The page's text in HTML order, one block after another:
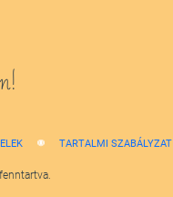
TARTALMI SZABÁLYZAT